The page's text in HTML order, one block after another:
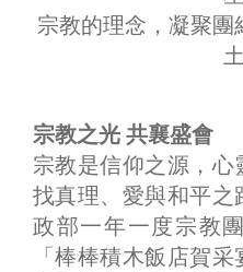
宗教的理念，凝聚團
宗教之光 共襄盛會
宗教是信仰之源，心
找真理、愛與和平之
政部一年一度宗教
「棒棒積木飯店賀